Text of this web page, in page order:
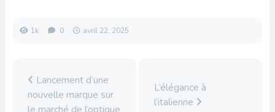
1k 0 avril 22, 2025
Lancement d’une
nouvelle marque sur
L’élégance à
l’italienne